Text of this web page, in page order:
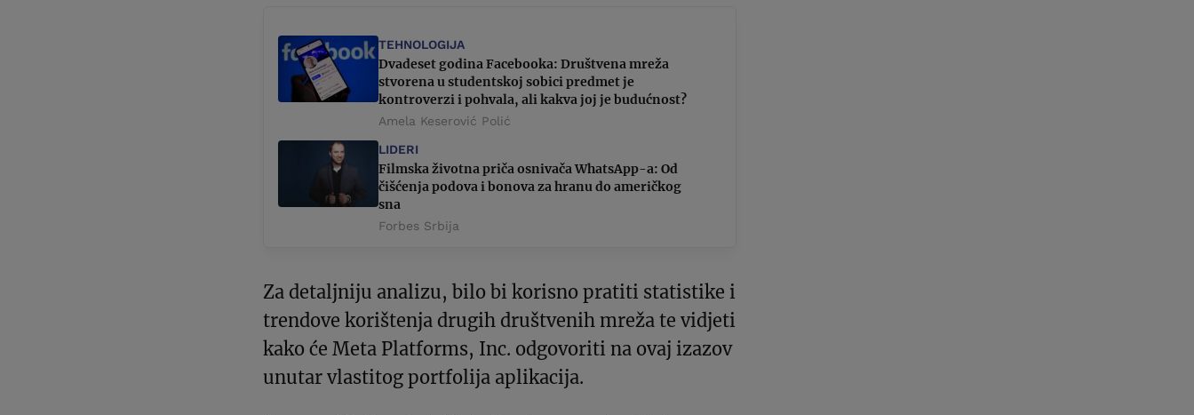
TEHNOLOGIJA
Dvadeset godina Facebooka: Društvena mreža
stvorena u studentskoj sobici predmet je
kontroverzi i pohvala, ali kakva joj je budućnost?
Amela Keserović Polić
LIDERI
Filmska životna priča osnivača WhatsApp-a: Od
čišćenja podova i bonova za hranu do američkog
sna
Forbes Srbija
Za detaljniju analizu, bilo bi korisno pratiti statistike i
trendove korištenja drugih društvenih mreža te vidjeti
kako će Meta Platforms, Inc. odgovoriti na ovaj izazov
unutar vlastitog portfolija aplikacija.